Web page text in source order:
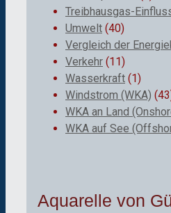
Treibhausgas-
Umwelt (40)
Vergleich der
Verkehr (11)
Wasserkraft (1)
Windstrom (WKA)
WKA an Land
WKA auf See
Aquarelle von